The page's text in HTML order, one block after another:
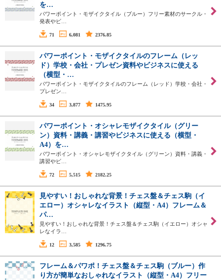
を…
パワーポイント・モザイクタイル（ブルー）フリー素材のサークル・
発表やビ…
71 6,081 2376.85
パワーポイント・モザイクタイルのフレーム（レッ
ド）学校・会社・プレゼン資料やビジネスに使える
（横型・…
パワーポイント・モザイクタイルのフレーム（レッド）学校・会社・
プレゼン…
34 3,877 1475.95
パワーポイント・オシャレモザイクタイル（グリー
ン）資料・講義・講習やビジネスに使える（横型・
A4）を…
パワーポイント・オシャレモザイクタイル（グリーン）資料・講義・
講習やビ…
72 5,515 2182.25
見やすい！おしゃれな背景！チェス盤＆チェス駒（イ
エロー）オシャレなイラスト（縦型・A4）フレーム＆
パ…
見やすい！おしゃれな背景！チェス盤＆チェス駒（イエロー）オシャ
レなイラ…
12 3,585 1296.75
フレーム＆パワポ！チェス盤＆チェス駒（ブルー）作
り方が簡単なおしゃれなイラスト（縦型・A4）フリー